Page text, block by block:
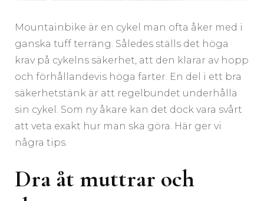
Mountainbike är en cykel man ofta åker med i
ganska tuff terräng. Således ställs det höga
krav på cykelns säkerhet, att den klarar av hopp
och förhållandevis höga farter. En del i ett bra
säkerhetstänk är att regelbundet underhålla
sin cykel. Som ny åkare kan det dock vara svårt
att veta exakt hur man ska göra. Här ger vi
några tips.
Dra åt muttrar och